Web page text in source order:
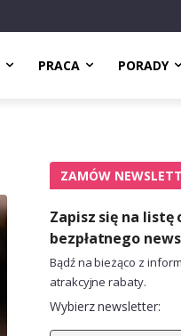
PRACA PORADY
ZAMÓW
Zapisz się na listę
bezpłatnego
Bądź na bieżąco z
atrakcyjne rabaty.
Wybierz newsletter: